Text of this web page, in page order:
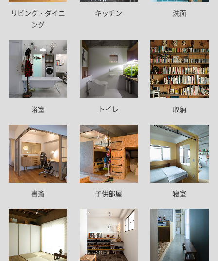
リビング・ダイニ
ング
キッチン 洗面
浴室 トイレ 収納
書斎 子供部屋 寝室